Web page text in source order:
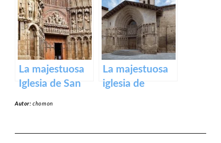
Calzada
devoción y arte
en honor a la
Virgen de la
Piedad
La majestuosa
Iglesia de San
La majestuosa
iglesia de
Autor:chomon